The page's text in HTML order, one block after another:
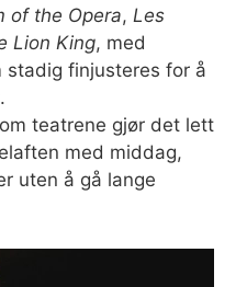
of the Opera, Les
Lion King, med
stadig finjusteres for å
teatrene gjør det lett
med middag,
uten å gå lange